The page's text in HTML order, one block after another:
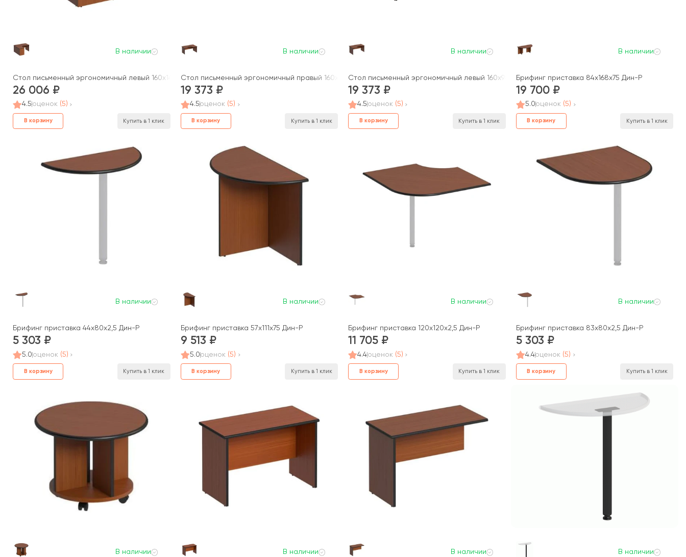
В наличии
Стол письменный эргономичный левый 160x140x75 Дин-Р
26 006
4.5 оценок (5)
В корзину Купить в 1 клик
В наличии
Стол письменный эргономичный правый 160x98x75 Дин-Р
19 373
4.5оценок (5)
В корзину Купить в 1 клик
В наличии
Стол письменный эргономичный левый 160x98x75 Дин-Р
19 373
4.5 оценок (5)
В корзину Купить в 1 клик
В наличии
Брифинг приставка 84x168x75 Дин-Р
19 700
5.0оценок (5)
В корзину Купить в 1 клик
В наличии
Брифинг приставка 44x80x2,5 Дин-Р
5 303
5.0оценок (5)
В корзину Купить в 1 клик
В наличии
Брифинг приставка 57x111x75 Дин-Р
9 513
5.0оценок (5)
В корзину Купить в 1 клик
В наличии
Брифинг приставка 120x120x2,5 Дин-Р
11 705
4.4оценок (5)
В корзину Купить в 1 клик
В наличии
Брифинг приставка 83x80x2,5 Дин-Р
5 303
4.4оценок (5)
В корзину Купить в 1 клик
В наличии В наличии В наличии В наличии